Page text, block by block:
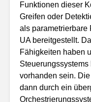
Funktionen dieser
Greifen oder
als parametrierbare
UA bereitgestellt.
Fähigkeiten haben
vorhanden sein.
dann durch ein